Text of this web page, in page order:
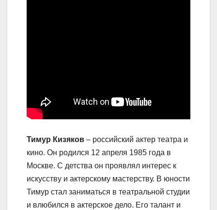
Тимур Кизяков – российский актер театра и
кино. Он родился 12 апреля 1985 года в
Москве. С детства он проявлял интерес к
искусству и актерскому мастерству. В юности
Тимур стал заниматься в театральной студии
и влюбился в актерское дело. Его талант и